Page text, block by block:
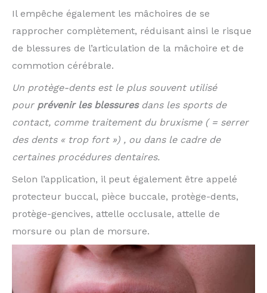
Il empêche également les mâchoires de se
rapprocher complètement, réduisant ainsi le risque
de blessures de l’articulation de la mâchoire et de
commotion cérébrale.
Un protège-dents est le plus souvent utilisé
pour prévenir les blessuresdans les sports de
contact, comme traitement du bruxisme ( = serrer
des dents « trop fort ») , ou dans le cadre de
certaines procédures dentaires.
Selon l’application, il peut également être appelé
protecteur buccal, pièce buccale, protège-dents,
protège-gencives, attelle occlusale, attelle de
morsure ou plan de morsure.